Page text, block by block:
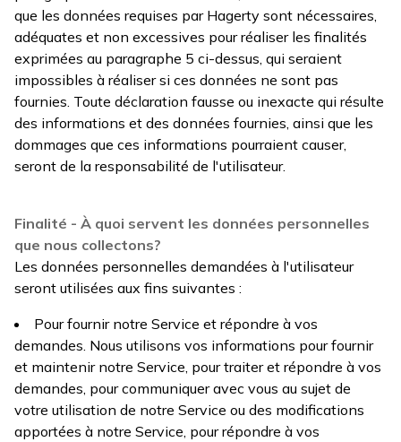
que les données requises par Hagerty sont nécessaires,
adéquates et non excessives pour réaliser les finalités
exprimées au paragraphe 5 ci-dessus, qui seraient
impossibles à réaliser si ces données ne sont pas
fournies. Toute déclaration fausse ou inexacte qui résulte
des informations et des données fournies, ainsi que les
dommages que ces informations pourraient causer,
seront de la responsabilité de l'utilisateur.
Finalité - À quoi servent les données personnelles
que nous collectons?
Les données personnelles demandées à l'utilisateur
seront utilisées aux fins suivantes :
Pour fournir notre Service et répondre à vos
demandes. Nous utilisons vos informations pour fournir
et maintenir notre Service, pour traiter et répondre à vos
demandes, pour communiquer avec vous au sujet de
votre utilisation de notre Service ou des modifications
apportées à notre Service, pour répondre à vos